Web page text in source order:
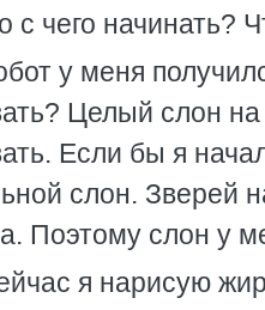
с чего начинать?
у меня
Целый слон
Если бы я
слон. Зверей
Поэтому слон у
я нарисую